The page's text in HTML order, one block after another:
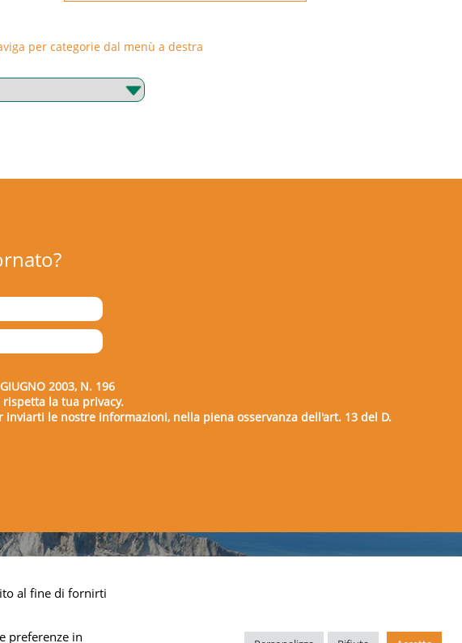
per categorie dal menù a destra
GIUGNO 2003, N. 196
la tua privacy.
le nostre informazioni, nella piena osservanza dell'art. 13 del D.
al fine di fornirti
preferenze in